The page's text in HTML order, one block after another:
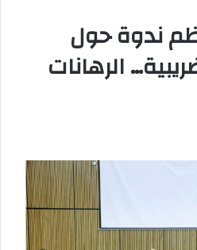
ندوة حول
الرهانات